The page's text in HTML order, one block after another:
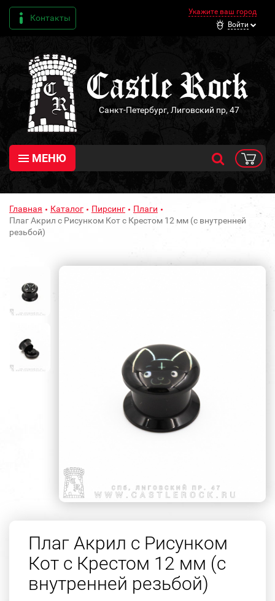
Контакты
Укажите ваш город
Войти
Санкт-Петербург, Лиговский пр, 47
МЕНЮ
Главная Каталог Пирсинг
Плаги
Плаг Акрил с Рисунком Кот с Крестом 12 мм (с внутренней
резьбой)
Плаг Акрил с Рисунком
Кот с Крестом 12 мм (с
внутренней резьбой)